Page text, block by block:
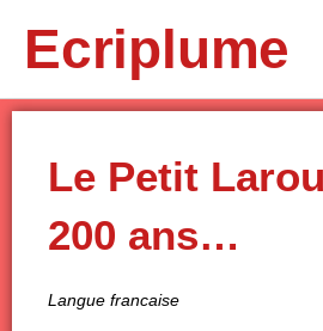
contenuEcriplume
Le Petit
200 ans…
Langue francaise